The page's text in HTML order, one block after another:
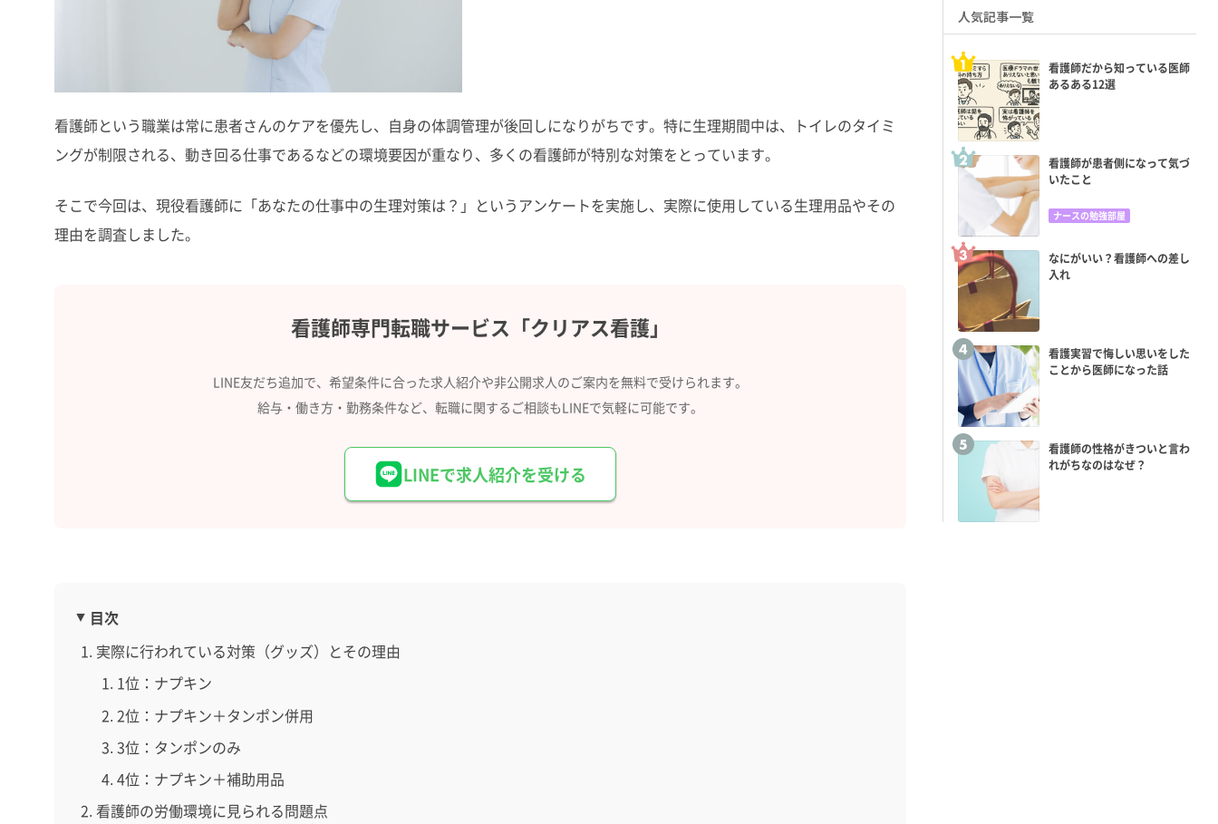
看護師という職業は常に患者さんのケアを優先し、自身の体調管理が後回しになりがちです。特に生理期間中は、トイレのタイミ
ングが制限される、動き回る仕事であるなどの環境要因が重なり、多くの看護師が特別な対策をとっています。
そこで今回は、現役看護師に「あなたの仕事中の生理対策は？」というアンケートを実施し、実際に使用している生理用品やその
理由を調査しました。
看護師専門転職サービス 「クリアス看護」
LINE友だち追加で、希望条件に合った求人紹介や非公開求人のご案内を無料で受けられます。
給与・働き方・勤務条件など、 転職に関するご相談もLINEで気軽に可能です。
LINEで求人紹介を受ける
目次
実際に行われている対策（グッズ）とその理由
1位：ナプキン
2位：ナプキン＋タンポン併用
3位：タンポンのみ
4位：ナプキン＋補助用品
看護師の労働環境に見られる問題点
人気記事一覧
看護師だから知っている医師
あるある12選
看護師が患者側になって気づ
いたこと
ナースの勉強部屋
なにがいい？看護師への差し
入れ
看護実習で悔しい思いをした
ことから医師になった話
看護師の性格がきついと言わ
れがちなのはなぜ？